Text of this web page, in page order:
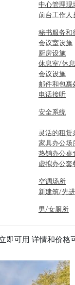
中心管理现
前台工作人
秘书服务和
会议室设施
厨房设施
休息室/休
会议设施
邮件和包裹
电话接听
安全系统
灵活的租赁
家具办公场
热销办公桌
虚拟办公套
空调场所
新建筑/先
男/女厕所
即可用.详情和价格